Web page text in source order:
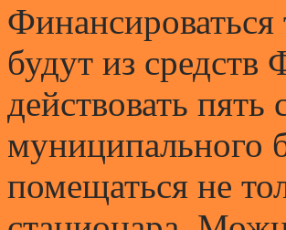
будут из
действовать
муниципального
помещаться не